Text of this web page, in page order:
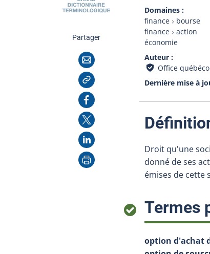
Domaines
finance
bourse
finance
action
économie
Auteur
Office
Dernière mise à
Partagercette page
Courriel
Copier l'adresse
Facebook
X
LinkedIn
Imprimer
Droit qu'une
donné de ses
émises de cette
Termes
option d'achat